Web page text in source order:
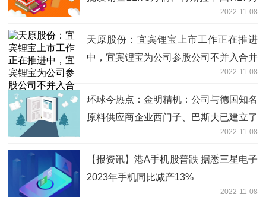
2022-11-08
天原股份：宜宾锂宝上市工作正在推进
中，宜宾锂宝为公司参股公司不并入合并
2022-11-08
环球今热点：金明精机：公司与德国知名
原料供应商企业西门子、巴斯夫已建立了
2022-11-08
【报资讯】港A手机股普跌 据悉三星电子
2023年手机同比减产13%
2022-11-08